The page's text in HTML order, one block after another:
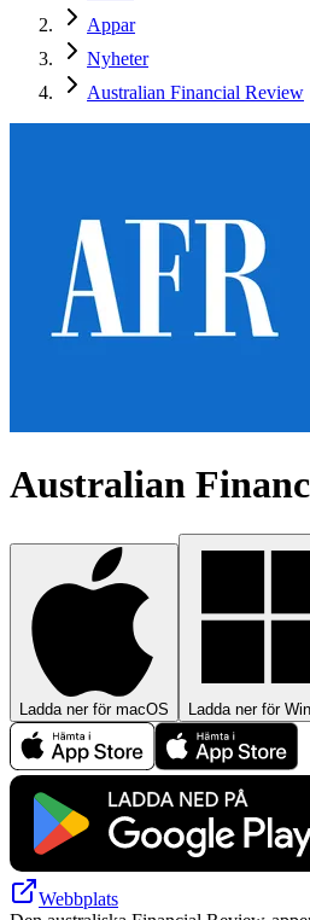
Appar
Nyheter
Australian Financial Review
Australian
Ladda ner för macOS Ladda ner för
Webbplats